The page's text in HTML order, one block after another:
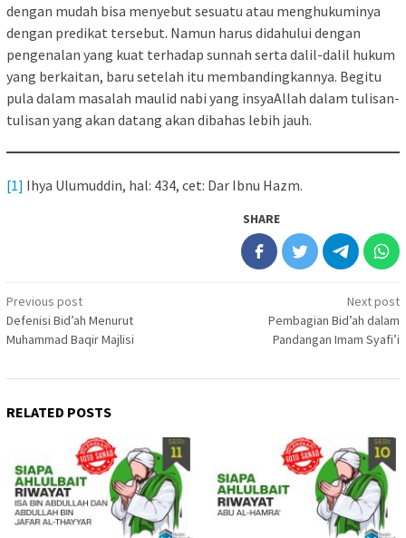
dengan mudah bisa menyebut sesuatu atau menghukuminya
dengan predikat tersebut. Namun harus didahului dengan
pengenalan yang kuat terhadap sunnah serta dalil-dalil hukum
yang berkaitan, baru setelah itu membandingkannya. Begitu
pula dalam masalah maulid nabi yang insyaAllah dalam tulisan-
tulisan yang akan datang akan dibahas lebih jauh.
[1] Ihya Ulumuddin, hal: 434, cet: Dar Ibnu Hazm.
SHARE
Post
navigation
Previous post
Defenisi Bid’ah Menurut
Muhammad Baqir Majlisi
Next post
Pembagian Bid’ah dalam
Pandangan Imam Syafi’i
RELATED POSTS